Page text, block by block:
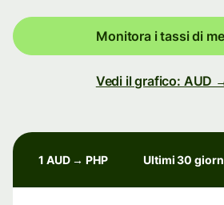
Monitora i tassi di
Vedi il grafico: AUD
1 AUD → PHP Ultimi 30